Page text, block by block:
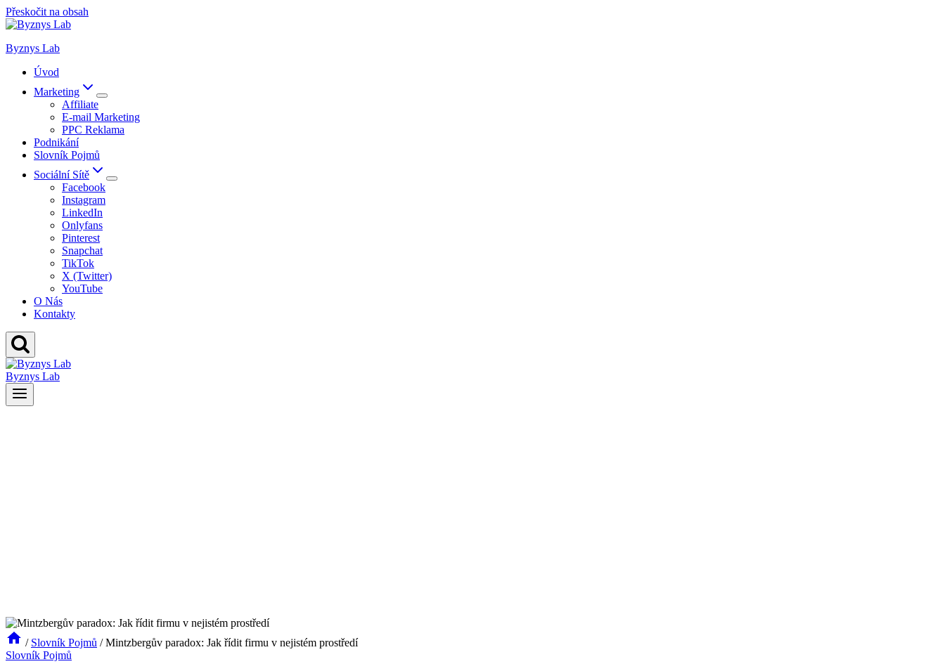
Přeskočit na obsah
Byznys Lab
Úvod
Marketing
Affiliate
E-mail Marketing
PPC Reklama
Podnikání
Slovník Pojmů
Sociální Sítě
Facebook
Instagram
LinkedIn
Onlyfans
Pinterest
Snapchat
TikTok
X (Twitter)
YouTube
O Nás
Kontakty
Byznys Lab
/ Slovník Pojmů / Mintzbergův paradox: Jak řídit firmu v nejistém prostředí
Slovník Pojmů